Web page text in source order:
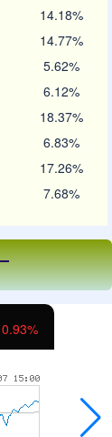
14.18%
14.77%
5.62%
6.12%
18.37%
6.83%
17.26%
7.68%
11.37